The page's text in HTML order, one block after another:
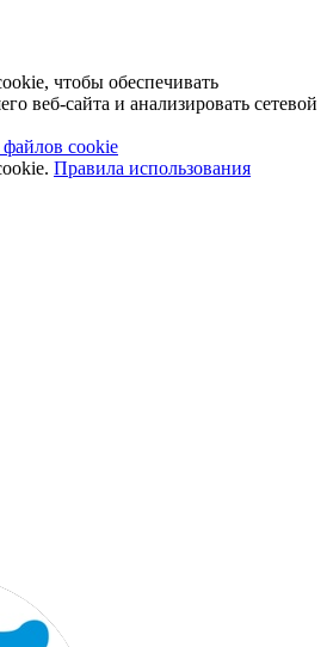
чтобы обеспечивать
веб-сайта и анализировать сетевой
cookie
Правила использования